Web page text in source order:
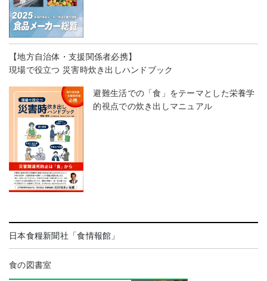
【地方自治体・支援関係者必携】
現場で役立つ 災害時炊き出しハンドブック
避難生活での「食」をテーマとした栄養学
的視点での炊き出しマニュアル
日本食糧新聞社「食情報館」
食の図書室